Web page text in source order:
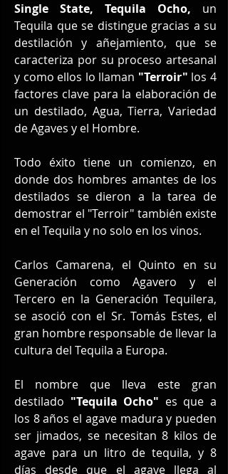
Single State, Tequila Ocho, un
Tequila que se distingue gracias a su
destilación y añejamiento, que se
caracteriza por su proceso artesanal
y como ellos lo llaman "Terroir" los 4
factores clave para la elaboración de
un destilado, Agua, Tierra, Variedad
de Agaves y el Hombre.
Todo éxito tiene un comienzo, en
donde dos hombres amantes de los
destilados se dieron a la tarea de
demostrar el "Terroir" también existe
en el Tequila y no solo en los vinos.
Carlos Camarena, el Quinto en su
Generación como Agavero y el
Tercero en la Generación Tequilera,
se asoció con el Sr. Tomás Estes, el
gran hombre responsable de llevar la
cultura del Tequila a Europa.
El nombre que lleva este gran
destilado "Tequila Ocho" es que a
los 8 años el agave madura y pueden
ser jimados, se necesitan 8 kilos de
agave para un litro de tequila, y 8
días desde que el agave llega al